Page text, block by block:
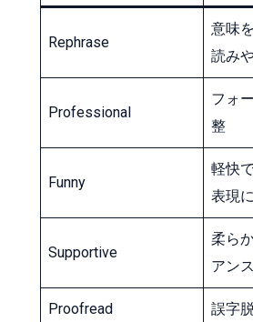
Rephrase
意味
読み
Professional
フォ
整
Funny
軽快
表現
Supportive
柔ら
アン
Proofread 誤字